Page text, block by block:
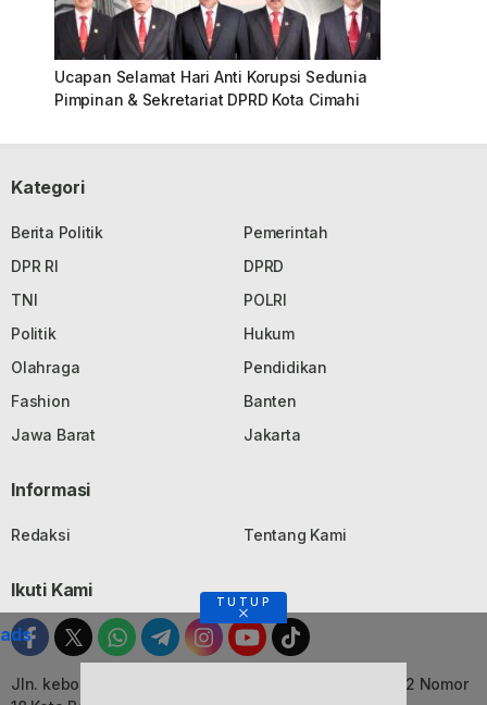
Ucapan Selamat Hari Anti Korupsi Sedunia
Pimpinan & Sekretariat DPRD Kota Cimahi
Kategori
Berita Politik
Pemerintah
DPR RI
DPRD
TNI
POLRI
Politik
Hukum
Olahraga
Pendidikan
Fashion
Banten
Jawa Barat
Jakarta
Informasi
Redaksi Tentang Kami
Ikuti Kami
Jln. kebon Jati, Komplek Ruko Luxor Permai Kavling 22 Nomor
TUTUP
ads